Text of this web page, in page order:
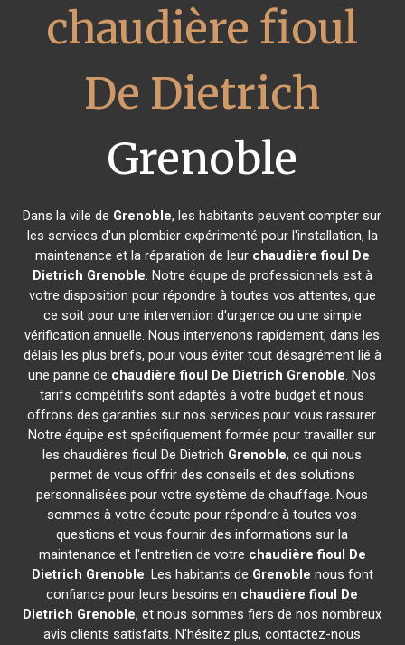
chaudière fioul
De Dietrich
Grenoble
Dans la ville de Grenoble, les habitants peuvent compter sur
les services d'un plombier expérimenté pour l'installation, la
maintenance et la réparation de leur chaudière fioul De
Dietrich Grenoble. Notre équipe de professionnels est à
votre disposition pour répondre à toutes vos attentes, que
ce soit pour une intervention d'urgence ou une simple
vérification annuelle. Nous intervenons rapidement, dans les
délais les plus brefs, pour vous éviter tout désagrément lié à
une panne de chaudière fioul De Dietrich Grenoble. Nos
tarifs compétitifs sont adaptés à votre budget et nous
offrons des garanties sur nos services pour vous rassurer.
Notre équipe est spécifiquement formée pour travailler sur
les chaudières fioul De Dietrich Grenoble, ce qui nous
permet de vous offrir des conseils et des solutions
personnalisées pour votre système de chauffage. Nous
sommes à votre écoute pour répondre à toutes vos
questions et vous fournir des informations sur la
maintenance et l'entretien de votre chaudière fioul De
Dietrich Grenoble. Les habitants de Grenoble nous font
confiance pour leurs besoins en chaudière fioul De
Dietrich Grenoble, et nous sommes fiers de nos nombreux
avis clients satisfaits. N'hésitez plus, contactez-nous